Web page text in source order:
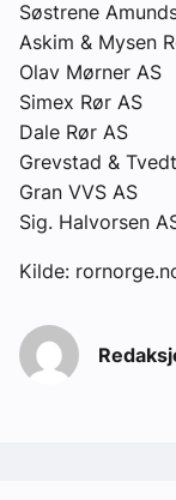
Søstrene
Askim & Mysen
Olav Mørner AS
Simex Rør AS
Dale Rør AS
Grevstad &
Gran VVS AS
Sig. Halvorsen
Kilde: